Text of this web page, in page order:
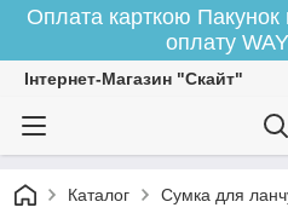
Оплата карткою
оплату
Інтернет-Магазин "Скайт"
Каталог Сумка для